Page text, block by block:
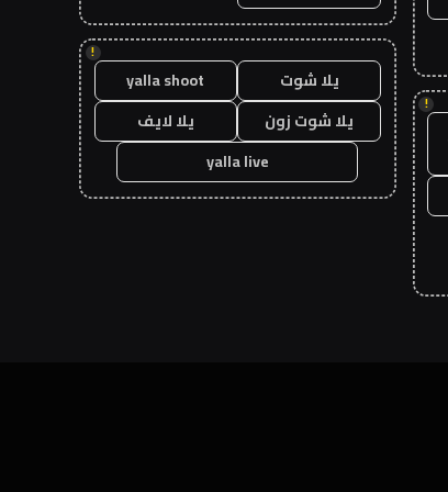
!
!
يلا شوت
yalla shoot
يلا شوت زون
يلا لايف
yalla live